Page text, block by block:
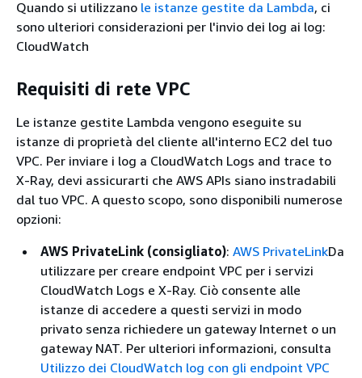
Quando si utilizzano le istanze gestite da Lambda, ci
sono ulteriori considerazioni per l'invio dei log ai log:
CloudWatch
Requisiti di rete VPC
Le istanze gestite Lambda vengono eseguite su
istanze di proprietà del cliente all'interno EC2 del tuo
VPC. Per inviare i log a CloudWatch Logs and trace to
X-Ray, devi assicurarti che AWS APIs siano instradabili
dal tuo VPC. A questo scopo, sono disponibili numerose
opzioni:
AWS PrivateLink (consigliato): AWS PrivateLinkDa
utilizzare per creare endpoint VPC per i servizi
CloudWatch Logs e X-Ray. Ciò consente alle
istanze di accedere a questi servizi in modo
privato senza richiedere un gateway Internet o un
gateway NAT. Per ulteriori informazioni, consulta
Utilizzo dei CloudWatch log con gli endpoint VPC